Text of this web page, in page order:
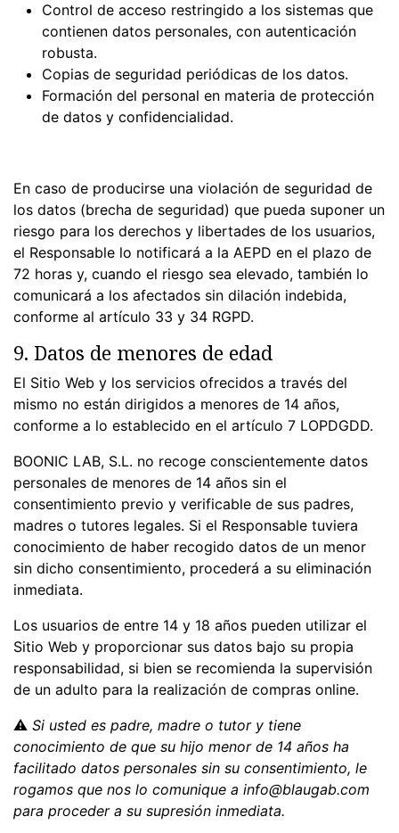
Control de acceso restringido a los sistemas que
contienen datos personales, con autenticación
robusta.
Copias de seguridad periódicas de los datos.
Formación del personal en materia de protección
de datos y confidencialidad.
En caso de producirse una violación de seguridad de
los datos (brecha de seguridad) que pueda suponer un
riesgo para los derechos y libertades de los usuarios,
el Responsable lo notificará a la AEPD en el plazo de
72 horas y, cuando el riesgo sea elevado, también lo
comunicará a los afectados sin dilación indebida,
conforme al artículo 33 y 34 RGPD.
9. Datos de menores de edad
El Sitio Web y los servicios ofrecidos a través del
mismo no están dirigidos a menores de 14 años,
conforme a lo establecido en el artículo 7 LOPDGDD.
BOONIC LAB, S.L. no recoge conscientemente datos
personales de menores de 14 años sin el
consentimiento previo y verificable de sus padres,
madres o tutores legales. Si el Responsable tuviera
conocimiento de haber recogido datos de un menor
sin dicho consentimiento, procederá a su eliminación
inmediata.
Los usuarios de entre 14 y 18 años pueden utilizar el
Sitio Web y proporcionar sus datos bajo su propia
responsabilidad, si bien se recomienda la supervisión
de un adulto para la realización de compras online.
⚠ Si usted es padre, madre o tutor y tiene
conocimiento de que su hijo menor de 14 años ha
facilitado datos personales sin su consentimiento, le
rogamos que nos lo comunique a info@blaugab.com
para proceder a su supresión inmediata.